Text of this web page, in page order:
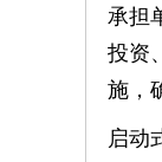
承担
投资
施，
启动